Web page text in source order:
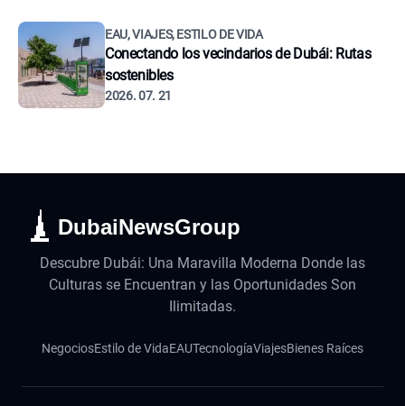
EAU, VIAJES, ESTILO DE VIDA
Conectando los vecindarios de Dubái: Rutas
sostenibles
2026. 07. 21
DubaiNewsGroup
Descubre Dubái: Una Maravilla Moderna Donde las
Culturas se Encuentran y las Oportunidades Son
Ilimitadas.
NegociosEstilo de VidaEAUTecnologíaViajesBienes Raíces